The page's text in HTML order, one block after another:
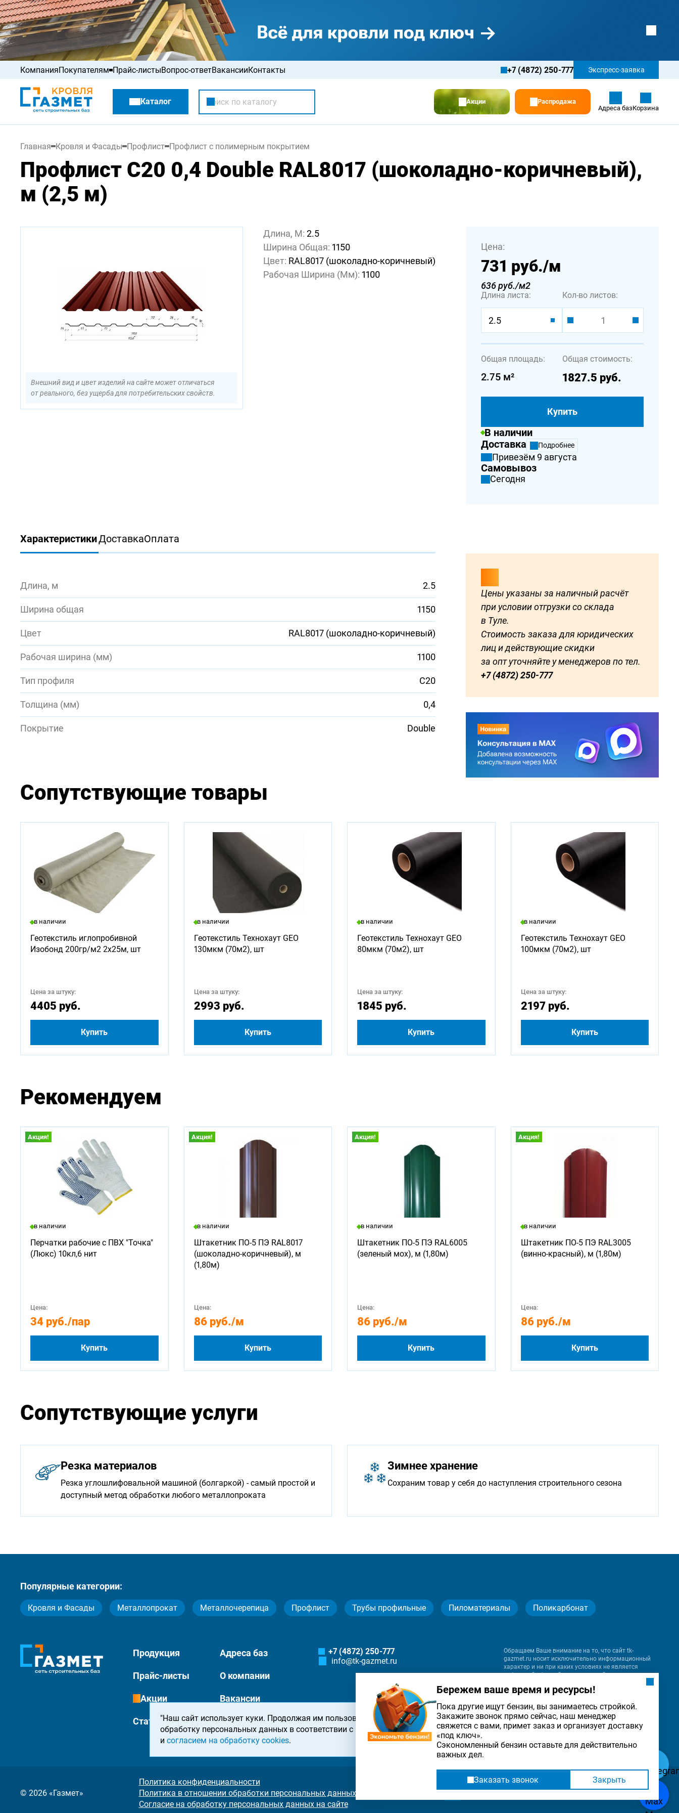
КомпанияПокупателям
Акции
Распродажа
Прайс-листыВопрос-ответВакансииКонтакты +7 (4872) 250-777 Экспресс-заявка
Каталог Акции
Распродажа
Адреса базКорзина
Главная Кровля и Фасады Профлист Профлист с полимерным покрытием
Профлист С20 0,4 Double RAL8017 (шоколадно-коричневый),
м (2,5 м)
Внешний вид и цвет изделий на сайте может отличаться
от реального, без ущерба для потребительских свойств.
Длина, М: 2.5
Ширина Общая: 1150
Цвет: RAL8017 (шоколадно-коричневый)
Рабочая Ширина (мм): 1100
Цена:
731 руб./м
636 руб./м2
Длина листа:
2.5
Кол-во листов:
Общая площадь:
2.75 м²
Общая стоимость:
1827.5 руб.
Купить
В наличии
Доставка
Подробнее
Привезём 9 августа
Самовывоз
Сегодня
ХарактеристикиДоставкаОплата
Длина, м 2.5
Ширина общая 1150
Цвет RAL8017 (шоколадно-коричневый)
Рабочая ширина (мм) 1100
Тип профиля С20
Толщина (мм) 0,4
Покрытие Double
Цены указаны за наличный расчёт
при условии отгрузки со склада
в Туле.
Стоимость заказа для юридических
лиц и действующие скидки
за опт уточняйте у менеджеров по тел.
+7 (4872) 250-777
Доступны для заказа:
750 1250 1500 1750 1800 2000 2250
Сопутствующие товары
в наличии
Геотекстиль иглопробивной
Изобонд 200гр/м2 2х25м, шт
Цена за штуку:
4405 руб.
Купить
в наличии
Геотекстиль Технохаут GEO
130мкм (70м2), шт
Цена за штуку:
2993 руб.
Купить
в наличии
Геотекстиль Технохаут GEO
80мкм (70м2), шт
Цена за штуку:
1845 руб.
Купить
в наличии
Геотекстиль Технохаут GEO
100мкм (70м2), шт
Цена за штуку:
2197 руб.
Купить
Рекомендуем
Акция!
в наличии
Перчатки рабочие с ПВХ "Точка"
(Люкс) 10кл,6 нит
Цена:
34 руб./пар
Купить
Акция!
в наличии
Штакетник ПО-5 ПЭ RAL8017
(шоколадно-коричневый), м
(1,80м)
Цена:
86 руб./м
Купить
Акция!
в наличии
Штакетник ПО-5 ПЭ RAL6005
(зеленый мох), м (1,80м)
Цена:
86 руб./м
Купить
Акция!
в наличии
Штакетник ПО-5 ПЭ RAL3005
(винно-красный), м (1,80м)
Цена:
86 руб./м
Купить
Сопутствующие услуги
Резка материалов
Резка углошлифовальной машиной (болгаркой) - самый простой и
доступный метод обработки любого металлопроката
Зимнее хранение
Сохраним товар у себя до наступления строительного сезона
Популярные категории:
Кровля и Фасады Металлопрокат Металлочерепица Профлист Трубы профильные Пиломатериалы Поликарбонат
Продукция Адреса баз
Прайс-листы О компании
Акции Вакансии
Статьи Контакты
+7 (4872) 250-777
info@tk-gazmet.ru
Обращаем Ваше внимание на то, что сайт tk-
gazmet.ru носит исключительно информационный
характер и ни при каких условиях не является
публичной офертой, определяемой положениями
Федерации.
© 2026 «Газмет»
Политика конфиденциальности
Политика в отношении обработки персональных данных на сайте
Согласие на обработку персональных данных на сайте
"Наш сайт использует куки. Продолжая им пользоваться, вы соглашаетесь на
обработку персональных данных в соответствии с
политикой конфиденциальности
и согласием на обработку cookies.
ОК
Бережем ваше время и ресурсы!
Пока другие ищут бензин, вы занимаетесь стройкой.
Закажите звонок прямо сейчас, наш менеджер
свяжется с вами, примет заказ и организует доставку
«под ключ».
Сэкономленный бензин оставьте для действительно
важных дел.
Заказать звонок Закрыть